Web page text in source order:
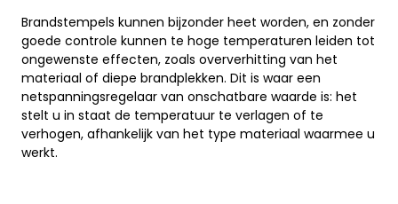
Brandstempels kunnen bijzonder heet worden, en zonder
goede controle kunnen te hoge temperaturen leiden tot
ongewenste effecten, zoals oververhitting van het
materiaal of diepe brandplekken. Dit is waar een
netspanningsregelaar van onschatbare waarde is: het
stelt u in staat de temperatuur te verlagen of te
verhogen, afhankelijk van het type materiaal waarmee u
werkt.